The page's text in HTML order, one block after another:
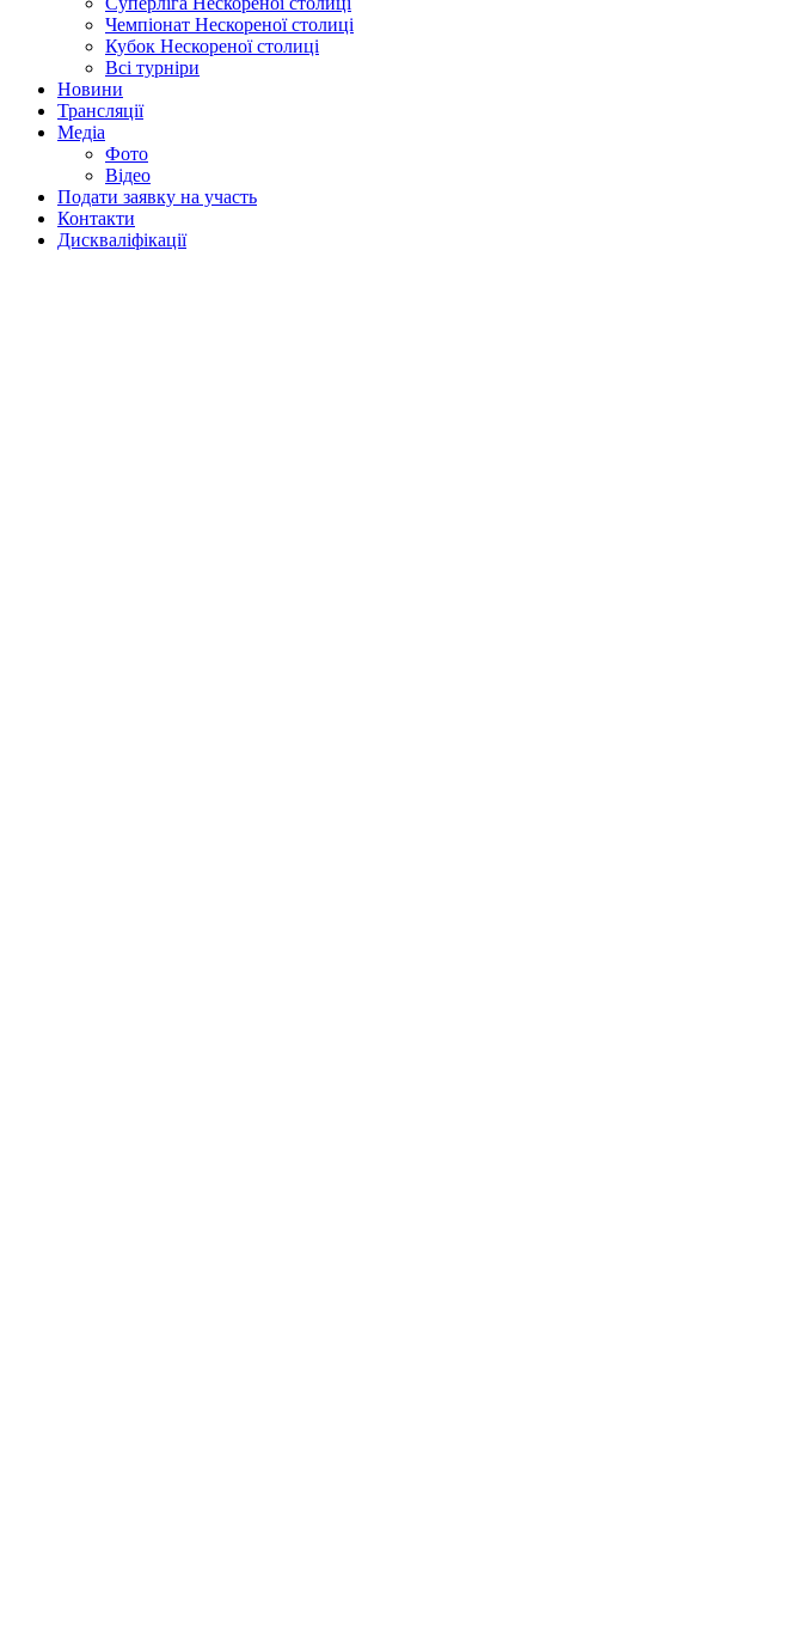
Чемпіонат Нескореної столиці
Кубок Нескореної столиці
Всі турніри
Новини
Трансляції
Медіа
Фото
Відео
Подати заявку на участь
Контакти
Дискваліфікації